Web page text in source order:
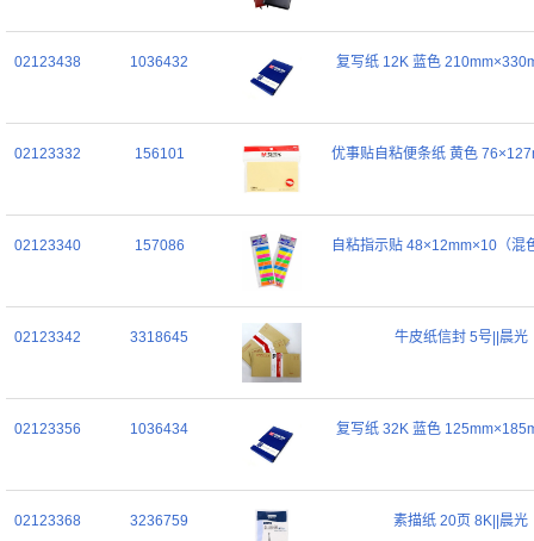
02123438 1036432 复写纸 12K 蓝色
02123332 156101 优事贴自粘便条纸 黄色
02123340 157086 自粘指示贴 48×12mm×10（混
02123342 3318645 牛皮纸信封 5号||晨光
02123356 1036434 复写纸 32K 蓝色
02123368 3236759 素描纸 20页 8K||晨光